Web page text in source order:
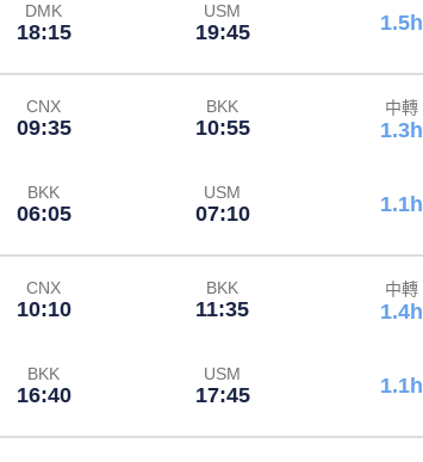
DMK
18:15
USM
19:45 1.5h
CNX
09:35
BKK
10:55
中轉
1.3h
BKK
06:05
USM
07:10 1.1h
CNX
10:10
BKK
11:35
中轉
1.4h
BKK
16:40
USM
17:45 1.1h